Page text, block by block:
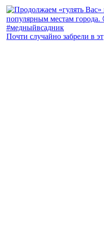
Почти случайно забрели в эт